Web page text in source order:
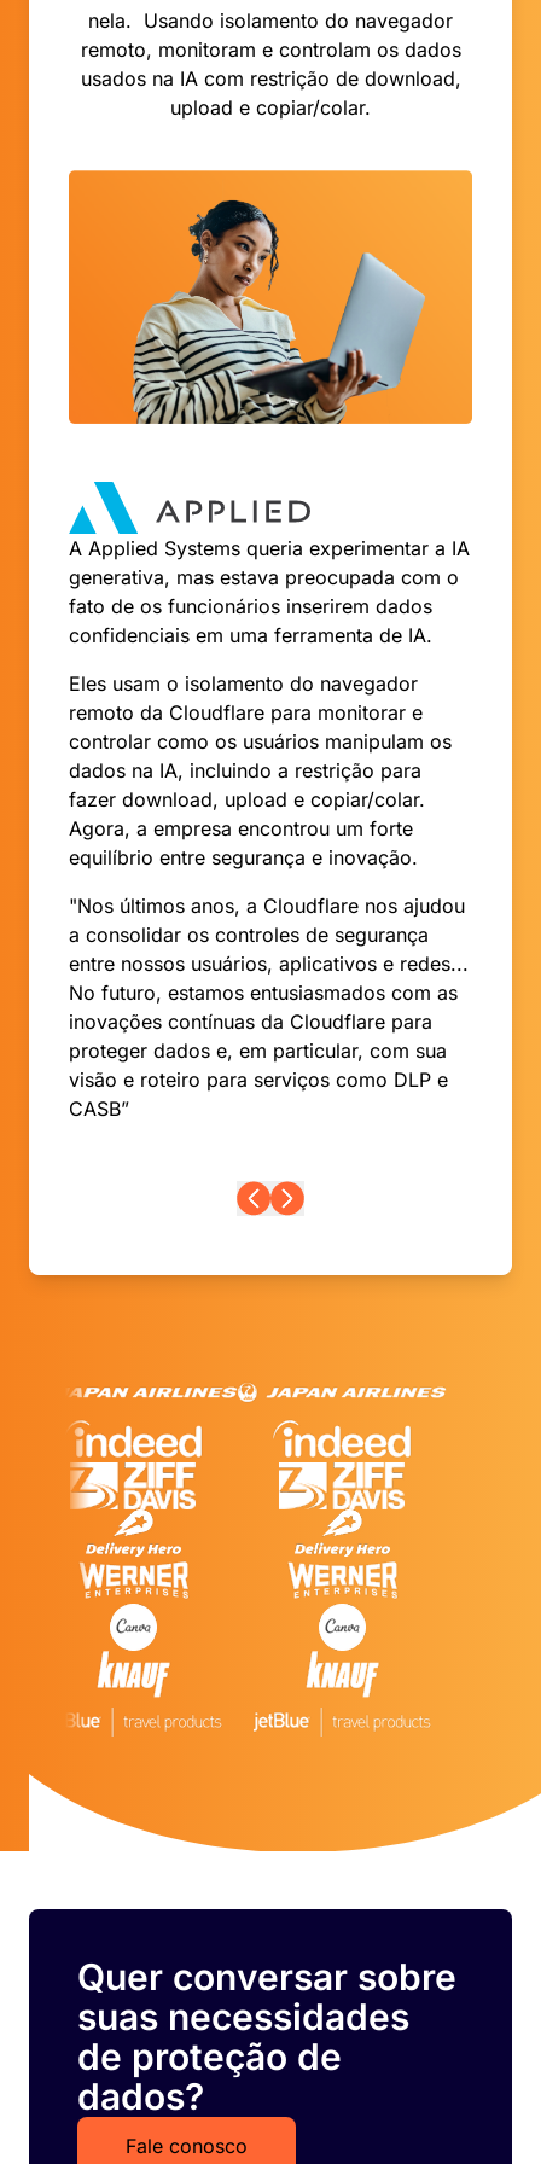
nela. Usando isolamento do navegador
remoto, monitoram e controlam os dados
usados na IA com restrição de download,
upload e copiar/colar.
A Applied Systems queria experimentar a IA
generativa, mas estava preocupada com o
fato de os funcionários inserirem dados
confidenciais em uma ferramenta de IA.
Eles usam o isolamento do navegador
remoto da Cloudflare para monitorar e
controlar como os usuários manipulam os
dados na IA, incluindo a restrição para
fazer download, upload e copiar/colar.
Agora, a empresa encontrou um forte
equilíbrio entre segurança e inovação.
"Nos últimos anos, a Cloudflare nos ajudou
a consolidar os controles de segurança
entre nossos usuários, aplicativos e redes...
No futuro, estamos entusiasmados com as
inovações contínuas da Cloudflare para
proteger dados e, em particular, com sua
visão e roteiro para serviços como DLP e
CASB”
Quer conversar sobre
suas necessidades
de proteção de
dados?
Fale conosco